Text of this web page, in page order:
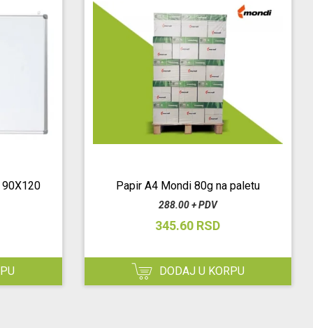
90X120 Papir A4 Mondi 80g na paletu
288.00 + PDV
345.60 RSD
DODAJ U KORPU